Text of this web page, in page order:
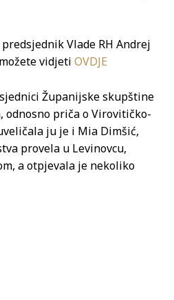
Vlade RH Andrej
vidjeti OVDJE
Županijske skupštine
priča o Virovitičko-
ju je i Mia Dimšić,
provela u Levinovcu,
a otpjevala je nekoliko